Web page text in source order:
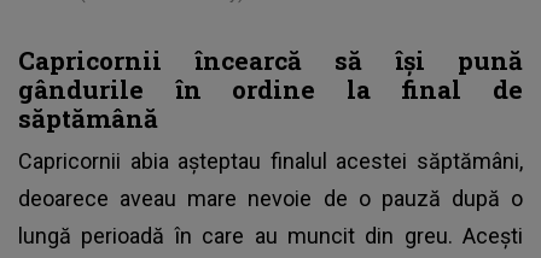
Capricornii încearcă să își pună
gândurile în ordine la final de
săptămână
Capricornii abia așteptau finalul acestei săptămâni,
deoarece aveau mare nevoie de o pauză după o
lungă perioadă în care au muncit din greu. Acești